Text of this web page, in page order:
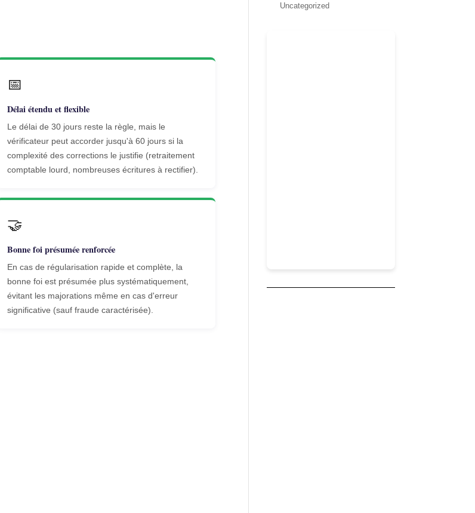
📅
Délai étendu et flexible
Le délai de 30 jours reste la règle, mais le
vérificateur peut accorder jusqu'à 60 jours si la
complexité des corrections le justifie (retraitement
comptable lourd, nombreuses écritures à rectifier).
🤝
Bonne foi présumée renforcée
En cas de régularisation rapide et complète, la
bonne foi est présumée plus systématiquement,
évitant les majorations même en cas d'erreur
significative (sauf fraude caractérisée).
Uncategorized